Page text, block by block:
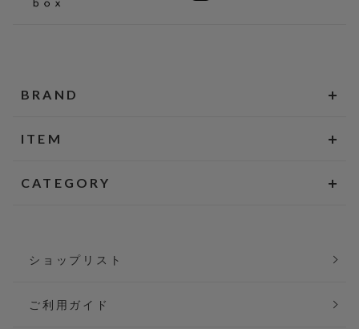
BRAND
ITEM
CATEGORY
ショップリスト
ご利用ガイド